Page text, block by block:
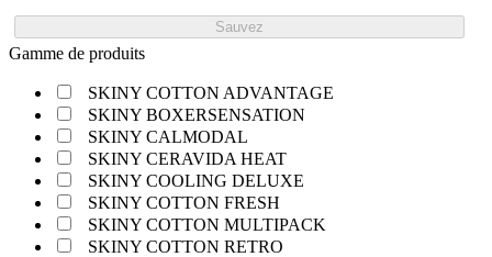
Sauvez
Gamme de produits
SKINY COTTON ADVANTAGE
SKINY BOXERSENSATION
SKINY CALMODAL
SKINY CERAVIDA HEAT
SKINY COOLING DELUXE
SKINY COTTON FRESH
SKINY COTTON MULTIPACK
SKINY COTTON RETRO